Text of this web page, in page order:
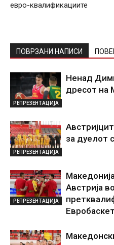
евро-квалификациите
ПОВРЗАНИ НАПИСИ
РЕПРЕЗЕНТАЦИЈА
Ненад
дресот на
РЕПРЕЗЕНТАЦИЈА
за дуелот
РЕПРЕЗЕНТАЦИЈА
Австрија